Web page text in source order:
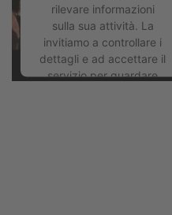
rilevare informazioni
sulla sua attività. La
invitiamo a controllare i
dettagli e ad accettare il
servizio per guardare